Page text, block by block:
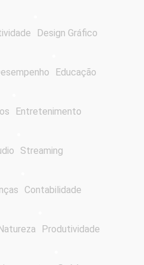
Design Gráfico
Educação
Entretenimento
Streaming
Contabilidade
Produtividade